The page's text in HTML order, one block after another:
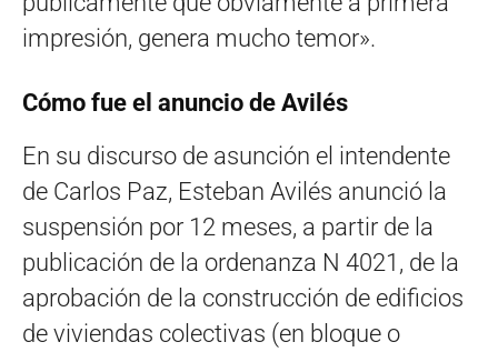
impresión, genera mucho temor».
Cómo fue el anuncio de Avilés
En su discurso de asunción el intendente
de Carlos Paz, Esteban Avilés anunció la
suspensión por 12 meses, a partir de la
publicación de la ordenanza N 4021, de la
aprobación de la construcción de edificios
de viviendas colectivas (en bloque o